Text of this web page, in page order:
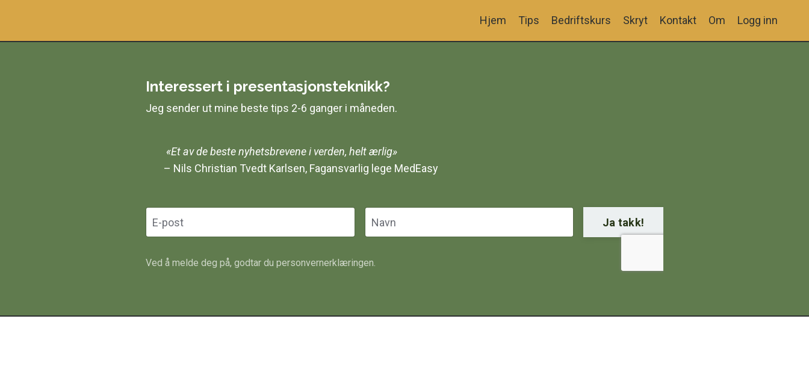
Hjem Tips Bedriftskurs Skryt Kontakt Om Logg inn
Interessert i presentasjonsteknikk?
Jeg sender ut mine beste tips 2-6 ganger i måneden.
«Et av de beste nyhetsbrevene i verden, helt ærlig»
– Nils Christian Tvedt Karlsen, Fagansvarlig lege MedEasy
Ja takk!
Ved å melde deg på, godtar du personvernerklæringen.